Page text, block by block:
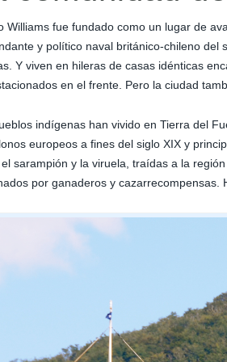
Williams fue fundado como un lugar de
y político naval británico-chileno del
Y viven en hileras de casas idénticas
en el frente. Pero la ciudad
indígenas han vivido en Tierra del
europeos a fines del siglo XIX y
sarampión y la viruela, traídas a la
por ganaderos y cazarrecompensas.